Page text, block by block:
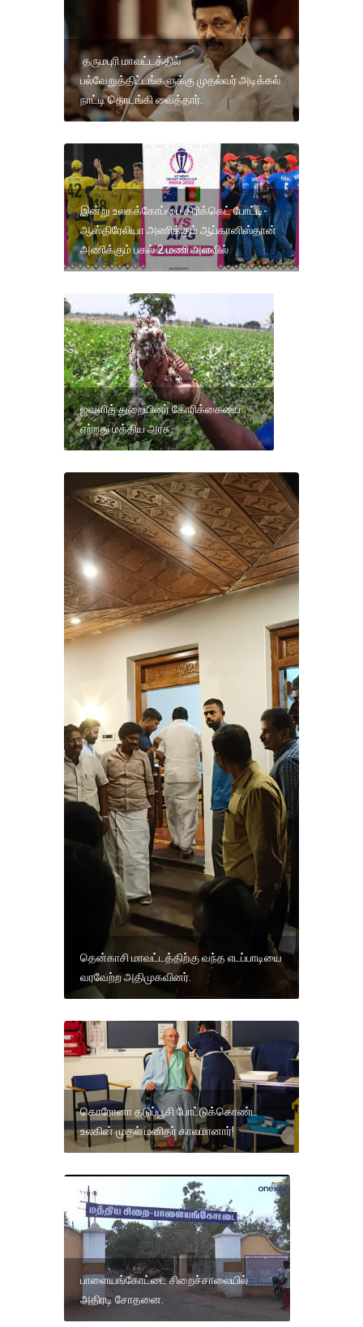
தருமபுரி மாவட்டத்தில்
பல்வேறுத்திட்டங்களுக்கு முதல்வர் அடிக்கல்
நாட்டி தொடங்கி வைத்தார்.
இன்று உலகக்கோப்பை கிரிக்கெட் போட்டி-
ஆஸ்திரேலியா அணிக்கும் ஆப்கானிஸ்தான்
அணிக்கும் பகல் 2 மணி அளவில்
ஜவுளித் துறையினர் கோரிக்கையை
ஏற்றது மத்திய அரசு.
தென்காசி மாவட்டத்திற்கு வந்த எடப்பாடியை
வரவேற்ற அதிமுகவினர்.
கொரோனா தடுப்பூசி போட்டுக்கொண்ட
உலகின் முதல் மனிதர் காலமானார்!
பாளையங்கோட்டை சிறைச்சாலையில்
அதிரடி சோதனை.